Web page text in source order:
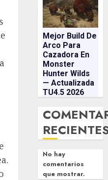
Mejor Build De
Arco Para
Cazadora En
Monster
Hunter Wilds
— Actualizada
TU4.5 2026
No hay
comentarios
que mostrar.